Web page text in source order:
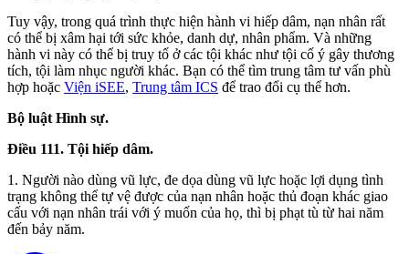
Tuy vậy, trong quá trình thực hiện hành vi hiếp dâm, nạn nhân rất
có thể bị xâm hại tới sức khỏe, danh dự, nhân phẩm. Và những
hành vi này có thể bị truy tố ở các tội khác như tội cố ý gây thương
tích, tội làm nhục người khác. Bạn có thể tìm trung tâm tư vấn phù
hợp hoặc Viện iSEE, Trung tâm ICS để trao đổi cụ thể hơn.
Bộ luật Hình sự.
Điều 111. Tội hiếp dâm.
1. Người nào dùng vũ lực, đe dọa dùng vũ lực hoặc lợi dụng tình
trạng không thể tự vệ được của nạn nhân hoặc thủ đoạn khác giao
cấu với nạn nhân trái với ý muốn của họ, thì bị phạt tù từ hai năm
đến bảy năm.